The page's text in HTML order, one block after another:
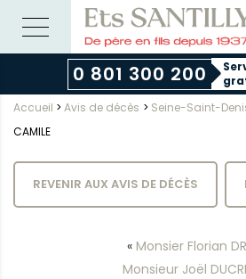
0 801 300 200
Accueil >Avis de décès > Seine-Saint-
CAMILE
REVENIR AUX AVIS DE DÉCÈS
« Monsier Florian
Monsieur Joël